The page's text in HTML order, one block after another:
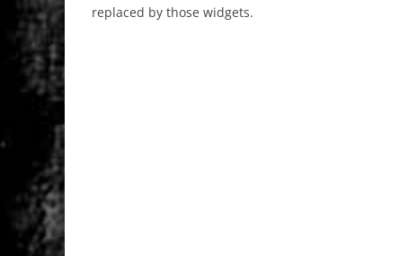
replaced by those widgets.